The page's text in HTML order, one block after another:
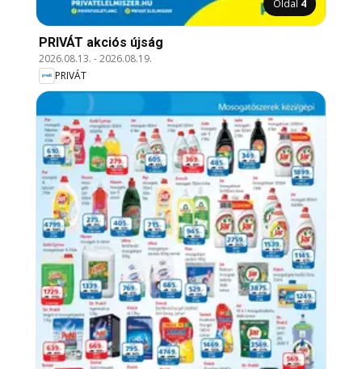
Oldal 4
PRIVÁT akciós újság
2026.08.13. -2026.08.19.
PRIVÁT